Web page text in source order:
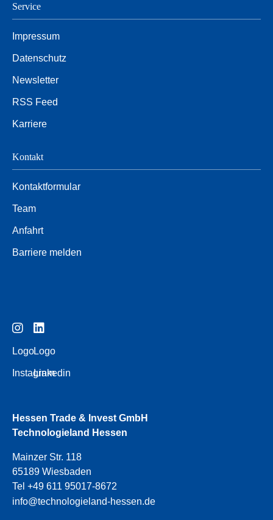
Service
Impressum
Datenschutz
Newsletter
RSS Feed
Karriere
Kontakt
Kontaktformular
Team
Anfahrt
Barriere melden
Logo
Instagram
Logo
Linkedin
Hessen Trade & Invest GmbH
Technologieland Hessen
Mainzer Str. 118
65189 Wiesbaden
Tel +49 611 95017-8672
info@technologieland-hessen.de